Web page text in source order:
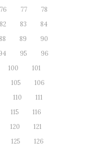
76 77
78
82 83
84
88 89
90
95
96
100
101
105
106
110
111
115
116
120
121
125
126